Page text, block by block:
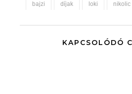
bajzi díjak loki nikolic
KAPCSOLÓDÓ